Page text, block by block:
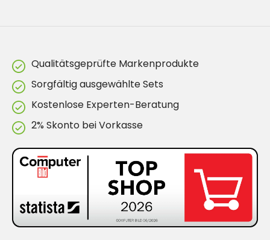
Qualitätsgeprüfte Markenprodukte
Sorgfältig ausgewählte Sets
Kostenlose Experten-Beratung
2% Skonto bei Vorkasse